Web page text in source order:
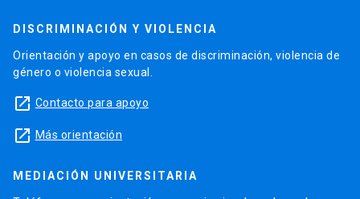
DISCRIMINACIÓN Y VIOLENCIA
Orientación y apoyo en casos de discriminación, violencia de
género o violencia sexual.
launch Contacto para apoyo
launch Más orientación
MEDIACIÓN UNIVERSITARIA